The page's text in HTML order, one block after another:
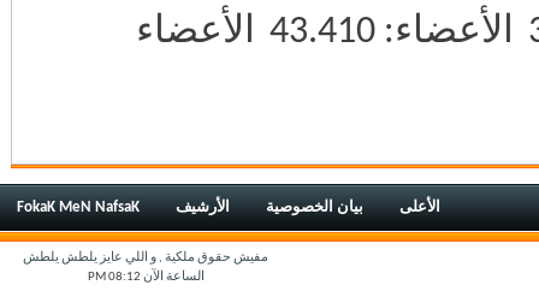
الأعضاء 43.410 الأعضاء
FokaK MeN NafsaK الأرشيف بيان الخصوصية الأعلى
مفيش حقوق ملكية , و اللي عايز يلطش يلطش
الساعة الآن08:12 PM